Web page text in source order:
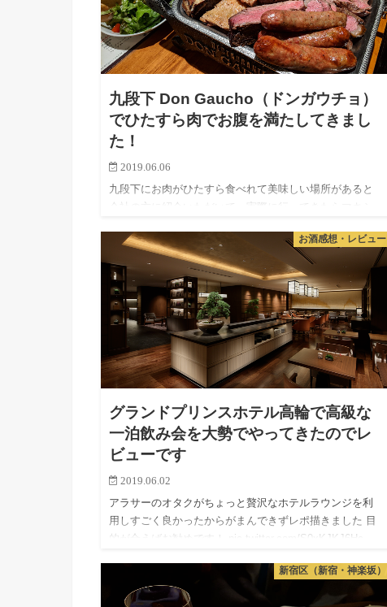
九段下 Don Gaucho（ドンガウチョ）
でひたすら肉でお腹を満たしてきまし
た！
2019.06.06
九段下にお肉がひたすら食べれて美味しい場所があると
きやすいし、ちょっと変わったお肉も食べれて面白かっ
たのでレビューです…
お酒感想・レビュー
グランドプリンスホテル高輪で高級な
一泊飲み会を大勢でやってきたのでレ
ビューです
2019.06.02
アラサーのオタクがちょっと贅沢なホテルラウンジを利
用しすごく良かったからがまんできずレポ描きました 目
的が合えばお勧めです！ pic.twitter.com/S0xKJKJ6Hc —
新宿区（新宿・神楽坂）